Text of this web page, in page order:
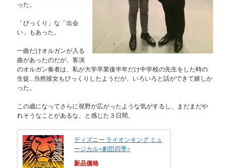
った。
「びっくり」な「出会
い」もあった。
一曲だけオルガンが入る
曲があったのだが、客演
のオルガン奏者は、私が大学卒業後半年だけ中学校の先生をした時の
生徒…当然彼女もびっくりしたようだが、いろいろと話ができて嬉しか
った。
この歳になってさらに視野が広がったような気がするし、まだまだや
れそうなことがあるな、と感じた３日間。
ディズニー ライオンキング ミュ
ージカル<劇団四季>
新品価格